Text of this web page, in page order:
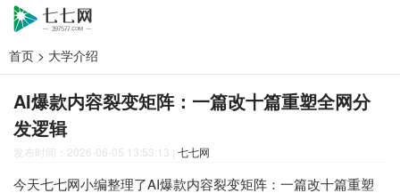
首页 > 大学介绍
AI爆款内容裂变矩阵：一篇改十篇重塑全网分
发逻辑
发布时间：2026-06-05 13:53:13 | 七七网
今天七七网小编整理了AI爆款内容裂变矩阵：一篇改十篇重塑